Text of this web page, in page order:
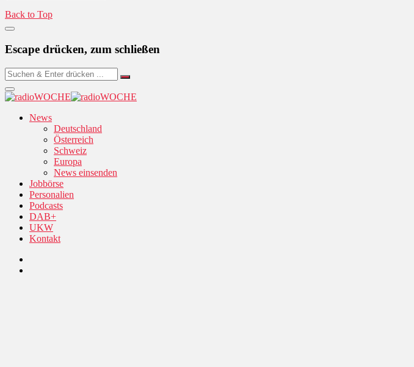
Back to Top
Escape drücken, zum schließen
News
Deutschland
Österreich
Schweiz
Europa
News einsenden
Jobbörse
Personalien
Podcasts
DAB+
UKW
Kontakt